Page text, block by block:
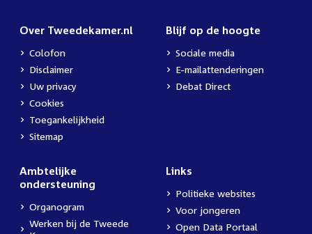
Over Tweedekamer.nl
Colofon
Disclaimer
Uw privacy
Cookies
Toegankelijkheid
Sitemap
Blijf op de hoogte
Sociale media
E-mailattenderingen
Debat Direct
Ambtelijke
ondersteuning
Organogram
Werken bij de Tweede
Links
Politieke websites
Voor jongeren
Open Data Portaal